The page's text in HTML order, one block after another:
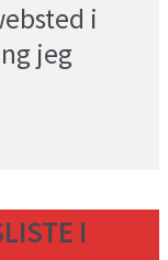
i
jeg
I